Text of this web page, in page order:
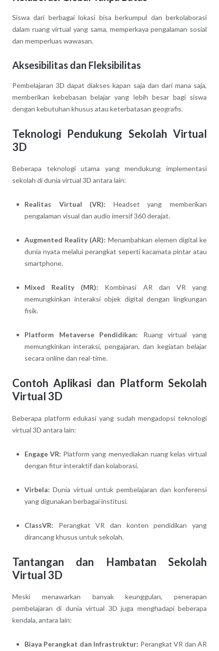
Siswa dari berbagai lokasi bisa berkumpul dan berkolaborasi
dalam ruang virtual yang sama, memperkaya pengalaman sosial
dan memperluas wawasan.
Aksesibilitas dan Fleksibilitas
Pembelajaran 3D dapat diakses kapan saja dan dari mana saja,
memberikan kebebasan belajar yang lebih besar bagi siswa
dengan kebutuhan khusus atau keterbatasan geografis.
Teknologi Pendukung Sekolah Virtual
3D
Beberapa teknologi utama yang mendukung implementasi
sekolah di dunia virtual 3D antara lain:
Realitas Virtual (VR): Headset yang memberikan
pengalaman visual dan audio imersif 360 derajat.
Augmented Reality (AR): Menambahkan elemen digital ke
dunia nyata melalui perangkat seperti kacamata pintar atau
smartphone.
Mixed Reality (MR): Kombinasi AR dan VR yang
memungkinkan interaksi objek digital dengan lingkungan
fisik.
Platform Metaverse Pendidikan: Ruang virtual yang
memungkinkan interaksi, pengajaran, dan kegiatan belajar
secara online dan real-time.
Contoh Aplikasi dan Platform Sekolah
Virtual 3D
Beberapa platform edukasi yang sudah mengadopsi teknologi
virtual 3D antara lain:
Engage VR: Platform yang menyediakan ruang kelas virtual
dengan fitur interaktif dan kolaborasi.
Virbela: Dunia virtual untuk pembelajaran dan konferensi
yang digunakan berbagai institusi.
ClassVR: Perangkat VR dan konten pendidikan yang
dirancang khusus untuk sekolah.
Tantangan dan Hambatan Sekolah
Virtual 3D
Meski menawarkan banyak keunggulan, penerapan
pembelajaran di dunia virtual 3D juga menghadapi beberapa
kendala, antara lain:
Biaya Perangkat dan Infrastruktur: Perangkat VR dan AR